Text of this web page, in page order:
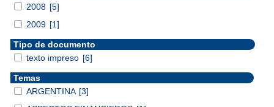
2008 [5]
2009 [1]
Tipo de documento
texto impreso [6]
Temas
ARGENTINA [3]